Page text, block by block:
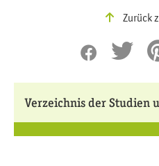
Zurück
Verzeichnis der Studien